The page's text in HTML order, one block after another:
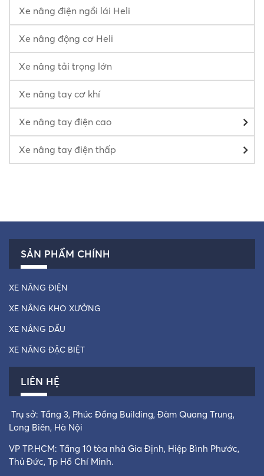
Xe nâng điện ngồi lái Heli
Xe nâng động cơ Heli
Xe nâng tải trọng lớn
Xe nâng tay cơ khí
Xe nâng tay điện cao
Xe nâng tay điện thấp
SẢN PHẨM CHÍNH
XE NÂNG ĐIỆN
XE NÂNG KHO XƯỞNG
XE NÂNG DẦU
XE NÂNG ĐẶC BIỆT
LIÊN HỆ
Trụ sở: Tầng 3, Phúc Đồng Building, Đàm Quang Trung,
Long Biên, Hà Nội
VP TP.HCM: Tầng 10 tòa nhà Gia Định, Hiệp Bình Phước,
Thủ Đức, Tp Hồ Chí Minh.